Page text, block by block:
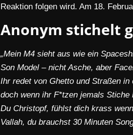
Reaktion folgen wird. Am 18.
Anonym stichelt
„Mein M4 sieht aus wie ein
Son Model – nicht Asche, aber
Ihr redet von Ghetto und Straßen in
doch wenn ihr F*tzen jemals
Du Christopf, fühlst dich krass
Vallah, du brauchst 30 Minuten